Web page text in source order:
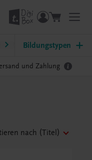
DigiBox
Bildungstypen
und Zahlung
nach (Titel)